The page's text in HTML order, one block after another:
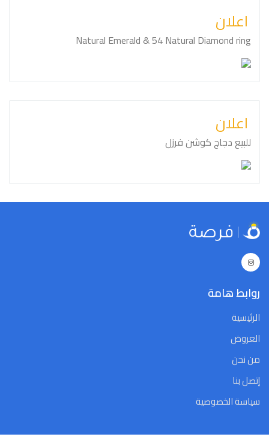
اعلان
Natural Emerald & 54 Natural Diamond ring
اعلان
للبيع دجاج كوشن فرزل
روابط هامة
الرئيسية
العروض
من نحن
إتصل بنا
سياسة الخصوصية